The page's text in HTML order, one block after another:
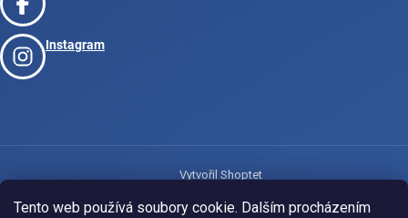
Tento web používá soubory cookie. Dalším procházením
Instagram
Vytvořil Shoptet